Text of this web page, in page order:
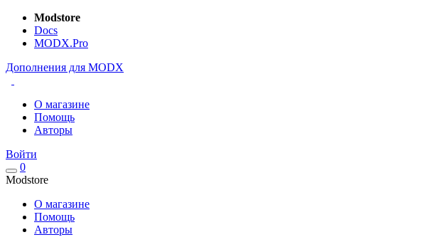
Modstore
Docs
MODX.Pro
Дополнения для MODX
О магазине
Помощь
Авторы
Войти
0
Modstore
О магазине
Помощь
Авторы